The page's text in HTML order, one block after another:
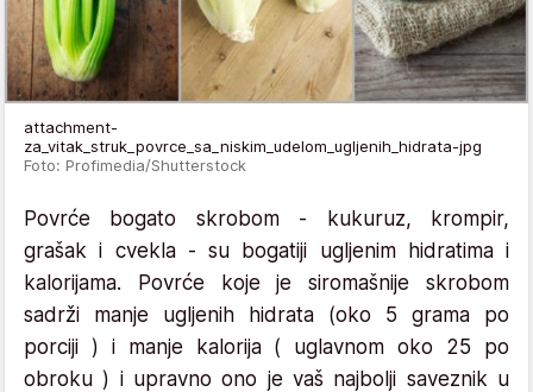
attachment-
za_vitak_struk_povrce_sa_niskim_udelom_ugljenih_hidrata-jpg
Foto: Profimedia/Shutterstock
Povrće bogato skrobom - kukuruz, krompir,
grašak i cvekla - su bogatiji ugljenim hidratima i
kalorijama. Povrće koje je siromašnije skrobom
sadrži manje ugljenih hidrata (oko 5 grama po
porciji ) i manje kalorija ( uglavnom oko 25 po
obroku ) i upravno ono je vaš najbolji saveznik u